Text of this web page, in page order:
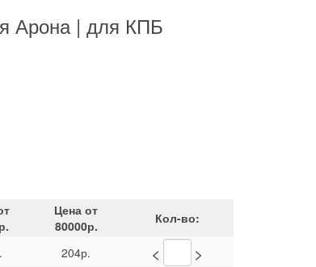
Арона | для КПБ
Цена от
80000р.
Кол-во:
204р. < >